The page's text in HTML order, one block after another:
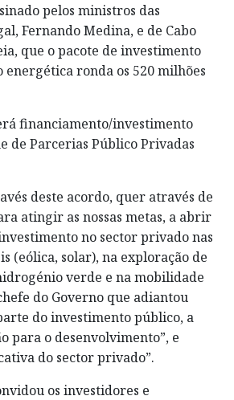
pelos ministros das
Fernando Medina, e de Cabo
que o pacote de investimento
energética ronda os 520 milhões
financiamento/investimento
de Parcerias Público Privadas
deste acordo, quer através de
atingir as nossas metas, a abrir
no sector privado nas
(eólica, solar), na exploração de
verde e na mobilidade
do Governo que adiantou
do investimento público, a
para o desenvolvimento”, e
do sector privado”.
os investidores e